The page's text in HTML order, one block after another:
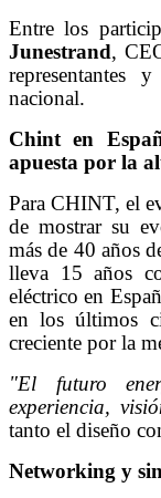
Entre los
Junestrand,
representantes
nacional.
Chint en
apuesta por la
Para CHINT, el
de mostrar su
más de 40 años
lleva 15 años
eléctrico en
en los últimos
creciente por la
"El futuro
experiencia,
tanto el diseño
Networking y